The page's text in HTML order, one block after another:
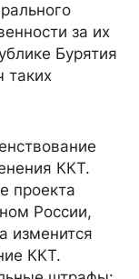
за их
Бурятия
таких
ККТ.
проекта
России,
изменится
ККТ.